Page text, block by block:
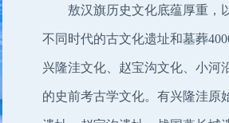
敖汉旗历史文化底蕴厚重，以
不同时代的古文化遗址和墓葬
兴隆洼文化、赵宝沟文化、小河
的史前考古学文化。有兴隆洼原